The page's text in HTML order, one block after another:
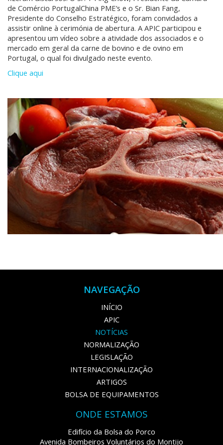
de Comércio PortugalChina PME’s e o Sr. Bian Fang,
Presidente do Conselho Estratégico, foram convidados a
assistir online à cerimónia de abertura. A APIC participou e
apresentou um vídeo sobre a atividade dos associados e o
mercado em geral da carne de bovino e de ovino em
Portugal, o qual foi divulgado neste evento.
Clique aqui
NAVEGAÇÃO
INÍCIO
APIC
NOTÍCIAS
NORMALIZAÇÃO
LEGISLAÇÃO
INTERNACIONALIZAÇÃO
ARTIGOS
BOLSA DE EQUIPAMENTOS
ONDE ESTAMOS
Edifício da Bolsa do Porco
Avenida Bombeiros Voluntários do Montijo